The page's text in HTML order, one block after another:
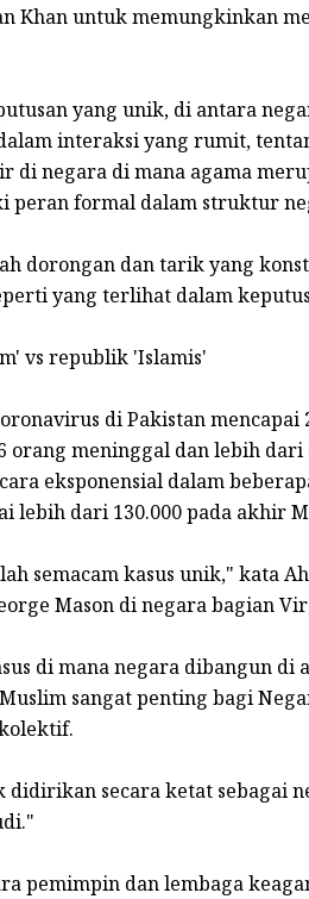
Khan untuk memungkinkan
yang unik, di antara
interaksi yang rumit,
di negara di mana agama
peran formal dalam struktur
dorongan dan tarik yang
yang terlihat dalam
vs republik 'Islamis'
di Pakistan
orang meninggal dan lebih dari
eksponensial dalam
lebih dari 130.000 pada akhir
semacam kasus unik," kata
Mason di negara bagian
di mana negara dibangun di
sangat penting bagi
didirikan secara ketat sebagai
pemimpin dan lembaga